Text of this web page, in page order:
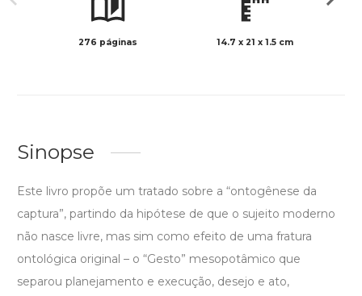
276 páginas 14.7 x 21 x 1.5 cm
Sinopse
Este livro propõe um tratado sobre a “ontogênese da
captura”, partindo da hipótese de que o sujeito moderno
não nasce livre, mas sim como efeito de uma fratura
ontológica original – o “Gesto” mesopotâmico que
separou planejamento e execução, desejo e ato,